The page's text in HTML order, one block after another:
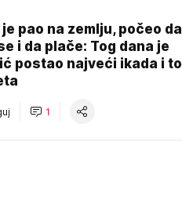
je pao na zemlju, počeo da
i da plače: Tog dana je
postao najveći ikada i to
1